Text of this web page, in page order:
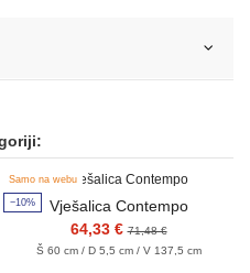
Samo na webu
−10%
Vješalica Contempo
64,33 €71,48 €
Š 60 cm / D 5,5 cm / V 137,5 cm